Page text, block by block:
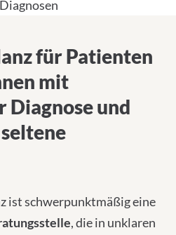
für ungesicherte
auf
für Patienten
mit
Diagnose und
ist schwerpunktmäßig eine
, die in unklaren